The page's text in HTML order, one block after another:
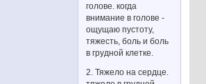
голове. когда
внимание в голове -
ощущаю пустоту,
тяжесть, боль и боль
в грудной клетке.
2. Тяжело на сердце.